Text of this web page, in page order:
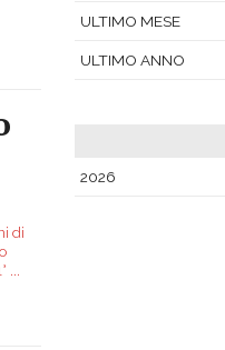
di
ULTIMO MESE
ULTIMO ANNO
2026